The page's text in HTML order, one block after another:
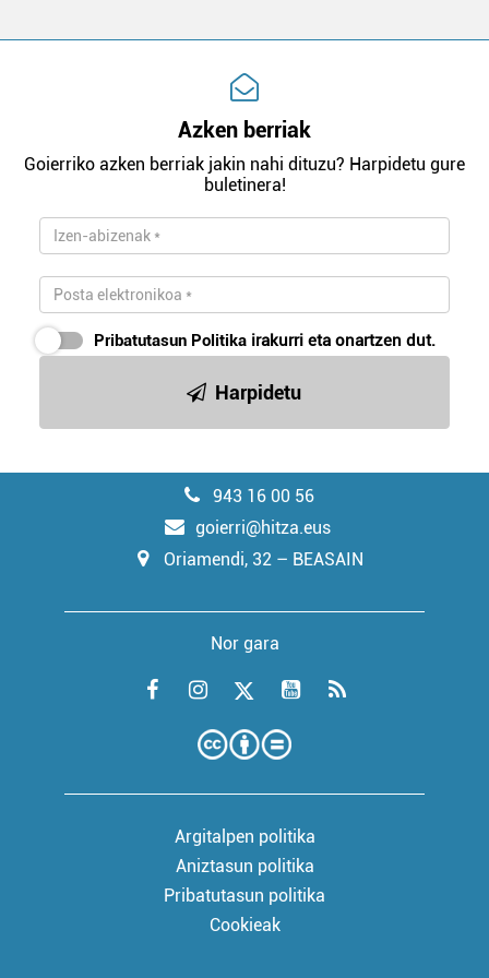
Azken berriak
Goierriko azken berriak jakin nahi dituzu? Harpidetu gure
buletinera!
Pribatutasun Politika irakurri eta onartzen dut.
Harpidetu
943 16 00 56
goierri@hitza.eus
Oriamendi, 32 – BEASAIN
Nor gara
Argitalpen politika
Aniztasun politika
Pribatutasun politika
Cookieak